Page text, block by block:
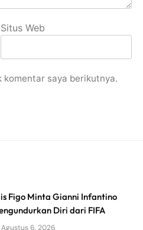
Situs Web
komentar saya berikutnya.
Figo Minta Gianni Infantino
Diri dari FIFA
Agustus 6, 2026